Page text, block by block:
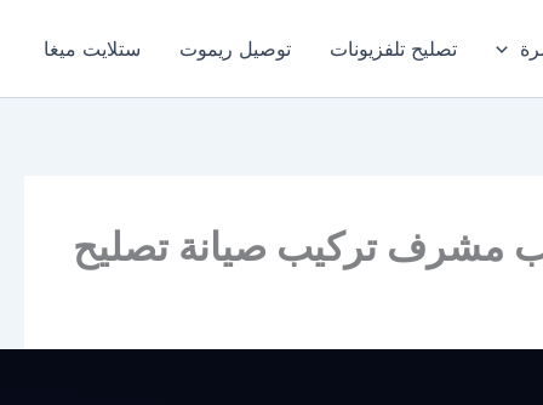
تصليح تلفزيونات توصيل ريموت ستلايت ميغا